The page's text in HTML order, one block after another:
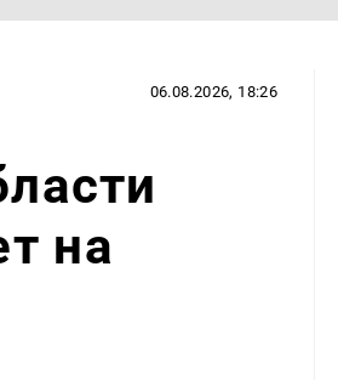
06.08.2026, 18:26
на